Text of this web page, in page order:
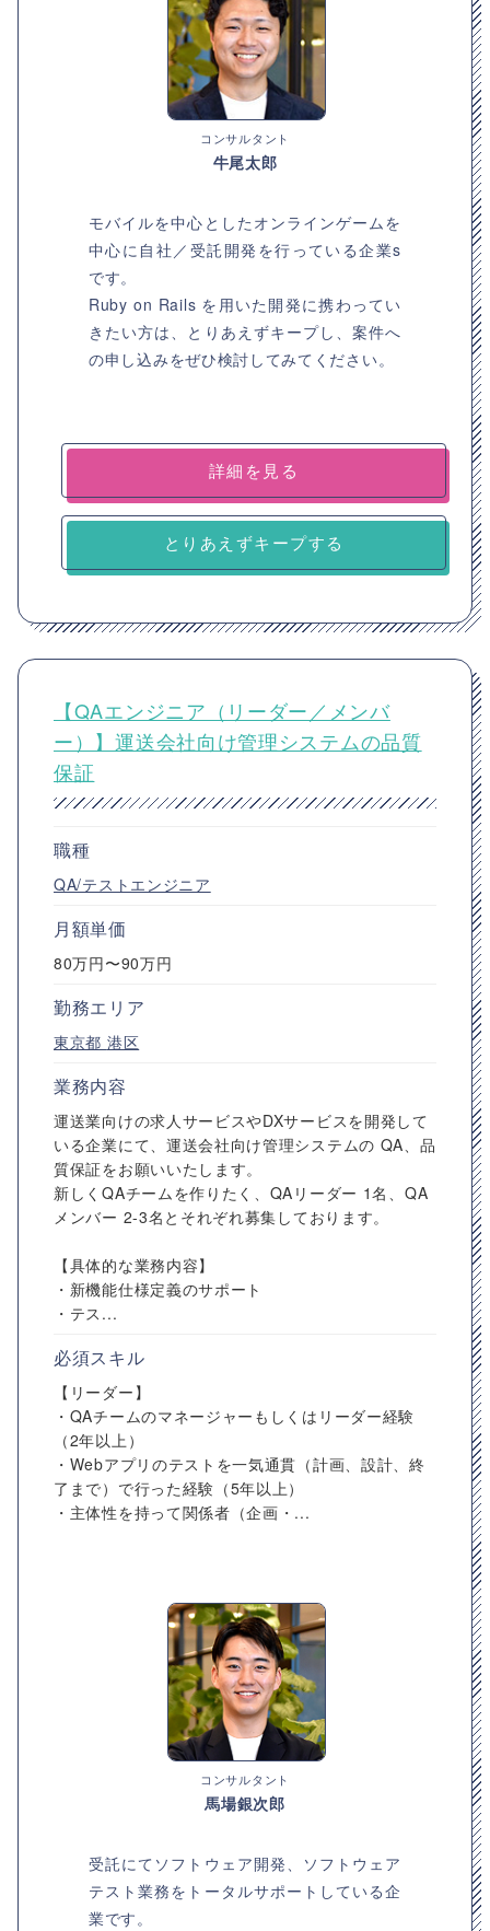
コンサルタント
牛尾太郎
モバイルを中心としたオンラインゲームを
中心に自社／受託開発を行っている企業s
です。
Ruby on Rails を用いた開発に携わってい
きたい方は、とりあえずキープし、案件へ
の申し込みをぜひ検討してみてください。
詳細を見る
とりあえずキープする
【QAエンジニア（リーダー／メンバ
ー）】運送会社向け管理システムの品質
保証
職種
QA/テストエンジニア
月額単価
80万円〜90万円
勤務エリア
東京都 港区
業務内容
運送業向けの求人サービスやDXサービスを開発して
いる企業にて、運送会社向け管理システムの QA、品
質保証をお願いいたします。
新しくQAチームを作りたく、QAリーダー 1名、QA
メンバー 2-3名とそれぞれ募集しております。
【具体的な業務内容】
・新機能仕様定義のサポート
・テス...
必須スキル
【リーダー】
・QAチームのマネージャーもしくはリーダー経験
（2年以上）
・Webアプリのテストを一気通貫（計画、設計、終
了まで）で行った経験（5年以上）
・主体性を持って関係者（企画・...
コンサルタント
馬場銀次郎
受託にてソフトウェア開発、ソフトウェア
テスト業務をトータルサポートしている企
業です。